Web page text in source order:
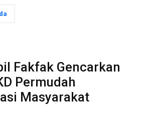
Fakfak Gencarkan
Permudah
Masyarakat